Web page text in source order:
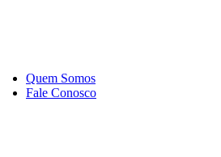
Quem Somos
Fale Conosco